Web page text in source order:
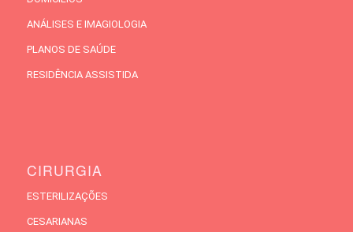
ANÁLISES E IMAGIOLOGIA
PLANOS DE SAÚDE
RESIDÊNCIA ASSISTIDA
CIRURGIA
ESTERILIZAÇÕES
CESARIANAS